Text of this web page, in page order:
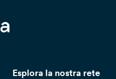
Esplora la nostra rete